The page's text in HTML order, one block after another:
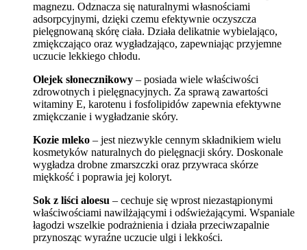
magnezu. Odznacza się naturalnymi własnościami
adsorpcyjnymi, dzięki czemu efektywnie oczyszcza
pielęgnowaną skórę ciała. Działa delikatnie wybielająco,
zmiękczająco oraz wygładzająco, zapewniając przyjemne
uczucie lekkiego chłodu.
Olejek słonecznikowy – posiada wiele właściwości
zdrowotnych i pielęgnacyjnych. Za sprawą zawartości
witaminy E, karotenu i fosfolipidów zapewnia efektywne
zmiękczanie i wygładzanie skóry.
Kozie mleko – jest niezwykle cennym składnikiem wielu
kosmetyków naturalnych do pielęgnacji skóry. Doskonale
wygładza drobne zmarszczki oraz przywraca skórze
miękkość i poprawia jej koloryt.
Sok z liści aloesu – cechuje się wprost niezastąpionymi
właściwościami nawilżającymi i odświeżającymi. Wspaniale
łagodzi wszelkie podrażnienia i działa przeciwzapalnie
przynosząc wyraźne uczucie ulgi i lekkości.